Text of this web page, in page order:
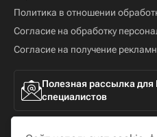
Политика в отношении
Согласие на обработку
Согласие на получение
Полезная рассылка для
специалистов